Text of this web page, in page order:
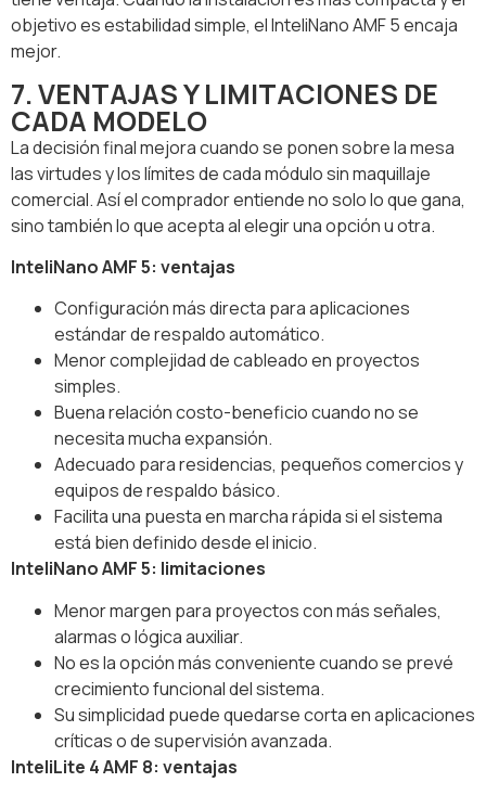
objetivo es estabilidad simple, el InteliNano AMF 5 encaja
mejor.
7. VENTAJAS Y LIMITACIONES DE
CADA MODELO
La decisión final mejora cuando se ponen sobre la mesa
las virtudes y los límites de cada módulo sin maquillaje
comercial. Así el comprador entiende no solo lo que gana,
sino también lo que acepta al elegir una opción u otra.
InteliNano AMF 5: ventajas
Configuración más directa para aplicaciones
estándar de respaldo automático.
Menor complejidad de cableado en proyectos
simples.
Buena relación costo-beneficio cuando no se
necesita mucha expansión.
Adecuado para residencias, pequeños comercios y
equipos de respaldo básico.
Facilita una puesta en marcha rápida si el sistema
está bien definido desde el inicio.
InteliNano AMF 5: limitaciones
Menor margen para proyectos con más señales,
alarmas o lógica auxiliar.
No es la opción más conveniente cuando se prevé
crecimiento funcional del sistema.
Su simplicidad puede quedarse corta en aplicaciones
críticas o de supervisión avanzada.
InteliLite 4 AMF 8: ventajas